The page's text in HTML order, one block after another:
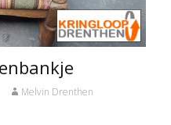
Melvin Drenthen